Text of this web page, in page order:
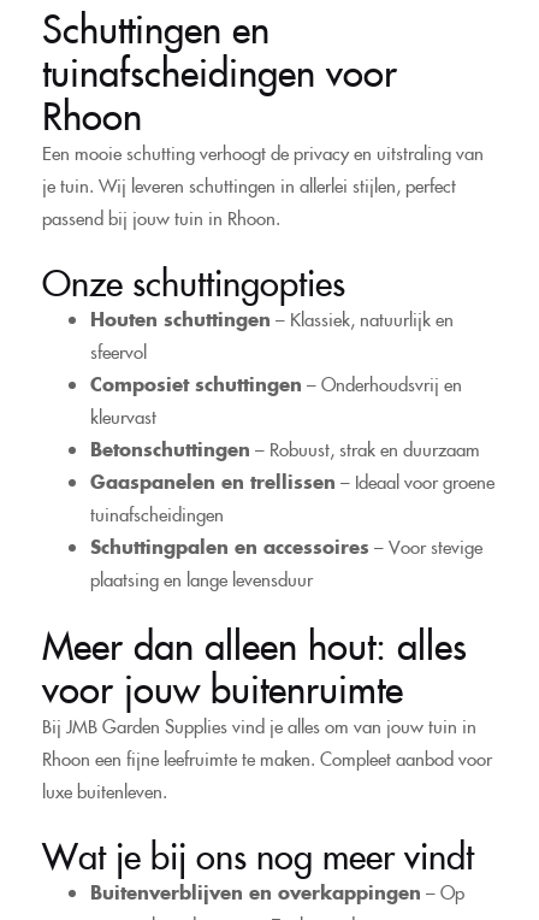
Schuttingen en
tuinafscheidingen voor
Rhoon
Een mooie schutting verhoogt de privacy en uitstraling van
je tuin. Wij leveren schuttingen in allerlei stijlen, perfect
passend bij jouw tuin in Rhoon.
Onze schuttingopties
Houten schuttingen – Klassiek, natuurlijk en
sfeervol
Composiet schuttingen – Onderhoudsvrij en
kleurvast
Betonschuttingen – Robuust, strak en duurzaam
Gaaspanelen en trellissen – Ideaal voor groene
tuinafscheidingen
Schuttingpalen en accessoires – Voor stevige
plaatsing en lange levensduur
Meer dan alleen hout: alles
voor jouw buitenruimte
Bij JMB Garden Supplies vind je alles om van jouw tuin in
Rhoon een fijne leefruimte te maken. Compleet aanbod voor
luxe buitenleven.
Wat je bij ons nog meer vindt
Buitenverblijven en overkappingen – Op